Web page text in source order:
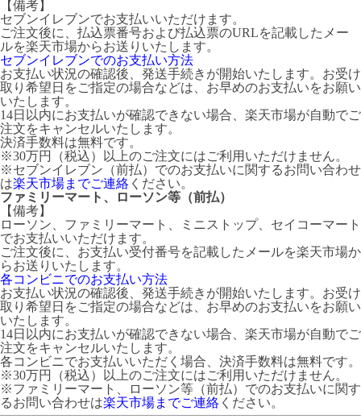
【備考】
セブンイレブンでお支払いいただけます。
ご注文後に、払込票番号および払込票のURLを記載したメー
ルを楽天市場からお送りいたします。
セブンイレブンでのお支払い方法
お支払い状況の確認後、発送手続きが開始いたします。お受け
取り希望日をご指定の場合などは、お早めのお支払いをお願い
いたします。
14日以内にお支払いが確認できない場合、楽天市場が自動でご
注文をキャンセルいたします。
決済手数料は無料です。
※30万円（税込）以上のご注文にはご利用いただけません。
※セブンイレブン（前払）でのお支払いに関するお問い合わせ
は楽天市場までご連絡 ください。
ファミリーマート、ローソン等（前払）
【備考】
ローソン、ファミリーマート、ミニストップ、セイコーマート
でお支払いいただけます。
ご注文後に、お支払い受付番号を記載したメールを楽天市場か
らお送りいたします。
各コンビニでのお支払い方法
お支払い状況の確認後、発送手続きが開始いたします。お受け
取り希望日をご指定の場合などは、お早めのお支払いをお願い
いたします。
14日以内にお支払いが確認できない場合、楽天市場が自動でご
注文をキャンセルいたします。
各コンビニでお支払いいただく場合、決済手数料は無料です。
※30万円（税込）以上のご注文にはご利用いただけません。
※ファミリーマート、ローソン等（前払）でのお支払いに関す
るお問い合わせは楽天市場までご連絡 ください。